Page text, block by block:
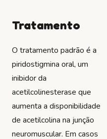
Tratamento
O tratamento padrão é a
piridostigmina oral, um
inibidor da
acetilcolinesterase que
aumenta a disponibilidade
de acetilcolina na junção
neuromuscular. Em casos